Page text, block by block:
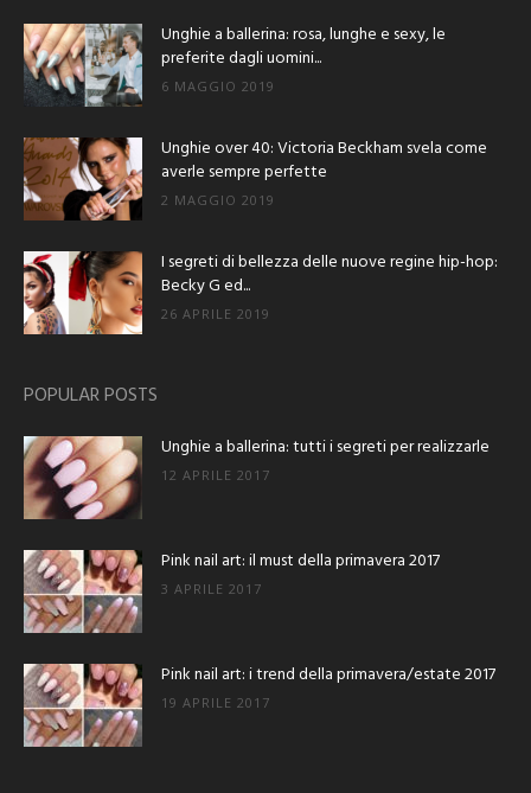
Unghie a ballerina: rosa, lunghe e sexy, le
preferite dagli uomini...
6 MAGGIO 2019
Unghie over 40: Victoria Beckham svela come
averle sempre perfette
2 MAGGIO 2019
I segreti di bellezza delle nuove regine hip-hop:
Becky G ed...
26 APRILE 2019
POPULAR POSTS
Unghie a ballerina: tutti i segreti per realizzarle
12 APRILE 2017
Pink nail art: il must della primavera 2017
3 APRILE 2017
Pink nail art: i trend della primavera/estate 2017
19 APRILE 2017